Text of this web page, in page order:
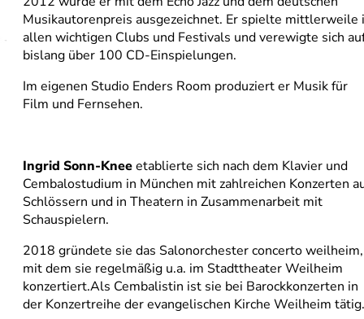
Musikautorenpreis ausgezeichnet. Er spielte mittlerweile
allen wichtigen Clubs und Festivals und verewigte sich
bislang über 100 CD-Einspielungen.
Im eigenen Studio Enders Room produziert er Musik für
Film und Fernsehen.
Ingrid Sonn-Kneeetablierte sich nach dem Klavier und
Cembalostudium in München mit zahlreichen Konzerten
Schlössern und in Theatern in Zusammenarbeit mit
Schauspielern.
2018 gründete sie das Salonorchester concerto weilheim,
mit dem sie regelmäßig u.a. im Stadttheater Weilheim
konzertiert.Als Cembalistin ist sie bei Barockkonzerten in
der Konzertreihe der evangelischen Kirche Weilheim tätig.